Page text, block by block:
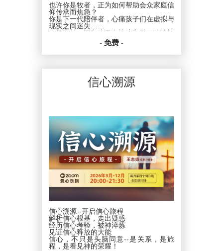
也许你是牧者，正为如何帮助会众家庭信
仰传承而焦急？
你是下一代陪伴者，心痛孩子们在虚拟与
现实之间迷失……
你是家长，正和孩子在情绪和学习的拉扯
甚至你是单身或未育者，却也在这浪潮中
思考：我该如何预备自己，来支持身边的
这不仅是“教养之战”，更是“生命影响生
命”的属灵争战。我们邀请你，不再以角
色划分，而是以 “共同体” 的身份，一起
成为彼此的情绪疏导，而非风暴本身。
学业之战｜从焦虑到动力
停止无效内耗，协助孩子发现并发挥优
势。
屏幕之战｜从沉迷到管理
揭露成瘾背后的秘密，以管家思维善用资
源。
信仰之战｜从教导到活出
刻意营造环境，让信仰可活、可传、可扎
根。
这不是只给父母的课程，我们将融合圣经
智慧、教育心法与关系实践，帮助你在所
处的位置，发挥真实的影响力。
教养四战｜破局同行
这一次，我们一起为恢复、为建造、为传
- 免费 -
信心溯源
信心溯源--开启信心旅程
解析信心根基，走出疑惑
经历信心考验，被神淬炼
见证信心释放的大能
信心，不只是头脑同意--是关系，是旅
程，是看见神的荣耀！